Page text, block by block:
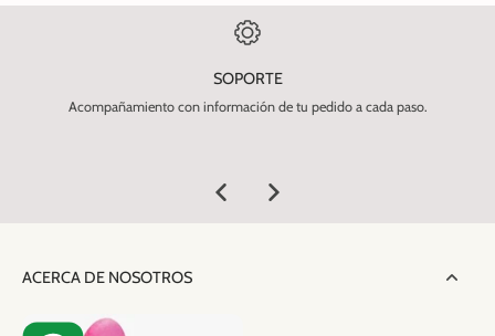
SOPORTE
Acompañamiento con información de tu pedido a cada paso.
ACERCA DE NOSOTROS